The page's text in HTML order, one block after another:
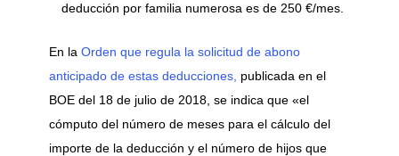
deducción por familia numerosa es de 250 €/mes.
En la Orden que regula la solicitud de abono
anticipado de estas deducciones, publicada en el
BOE del 18 de julio de 2018, se indica que «el
cómputo del número de meses para el cálculo del
importe de la deducción y el número de hijos que